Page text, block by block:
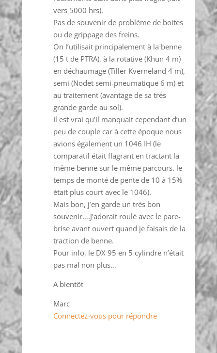
vers 5000 hrs).
Pas de souvenir de problème de boites
ou de grippage des freins.
On l’utilisait principalement à la benne
(15 t de PTRA), à la rotative (Khun 4 m)
en déchaumage (Tiller Kverneland 4 m),
semi (Nodet semi-pneumatique 6 m) et
au traitement (avantage de sa trés
grande garde au sol).
Il est vrai qu’il manquait cependant d’un
peu de couple car à cette époque nous
avions également un 1046 IH (le
comparatif était flagrant en tractant la
même benne sur le même parcours. le
temps de monté de pente de 10 à 15%
était plus court avec le 1046).
Mais bon, j’en garde un trés bon
souvenir….J’adorait roulé avec le pare-
brise avant ouvert quand je faisais de la
traction de benne.
Pour info, le DX 95 en 5 cylindre n’était
pas mal non plus…
A bientôt
Marc
Connectez-vous pour répondre